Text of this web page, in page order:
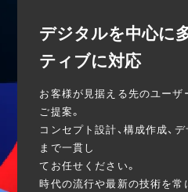
デジタルを中心に
ティブに対応
お客様が見据える先のユーザ
ご提案。
コンセプト設計、構成作成、
まで一貫し
てお任せください。
時代の流行や最新の技術を常